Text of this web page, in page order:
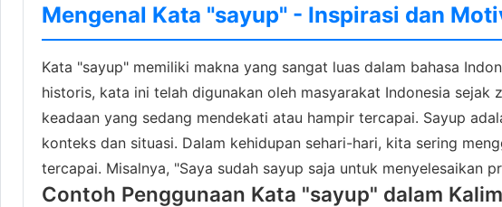
Mengenal Kata "sayup" - Inspirasi dan
Kata "sayup" memiliki makna yang sangat luas dalam bahasa
historis, kata ini telah digunakan oleh masyarakat Indonesia sejak
keadaan yang sedang mendekati atau hampir tercapai. Sayup
konteks dan situasi. Dalam kehidupan sehari-hari, kita sering
tercapai. Misalnya, "Saya sudah sayup saja untuk menyelesaikan
Contoh Penggunaan Kata "sayup" dalam